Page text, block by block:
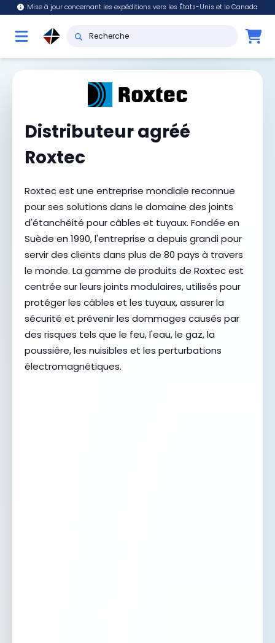
Mise à jour concernant les expéditions vers les États-Unis et le Canada
Distributeur agréé
Roxtec
Roxtec est une entreprise mondiale reconnue
pour ses solutions dans le domaine des joints
d'étanchéité pour câbles et tuyaux. Fondée en
Suède en 1990, l'entreprise a depuis grandi pour
servir des clients dans plus de 80 pays à travers
le monde. La gamme de produits de Roxtec est
centrée sur leurs joints modulaires, utilisés pour
protéger les câbles et les tuyaux, assurer la
sécurité et prévenir les dommages causés par
des risques tels que le feu, l'eau, le gaz, la
poussière, les nuisibles et les perturbations
électromagnétiques.